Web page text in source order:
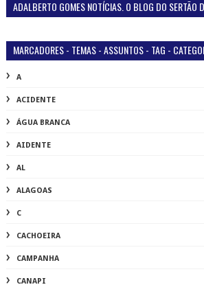
ADALBERTO GOMES NOTÍCIAS. O BLOG DO SERTÃO
MARCADORES - TEMAS - ASSUNTOS - TAG -
A
ACIDENTE
ÁGUA BRANCA
AIDENTE
AL
ALAGOAS
C
CACHOEIRA
CAMPANHA
CANAPI